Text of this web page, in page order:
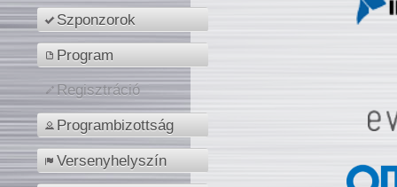
Szponzorok
Program
Regisztráció
Programbizottság
Versenyhelyszín